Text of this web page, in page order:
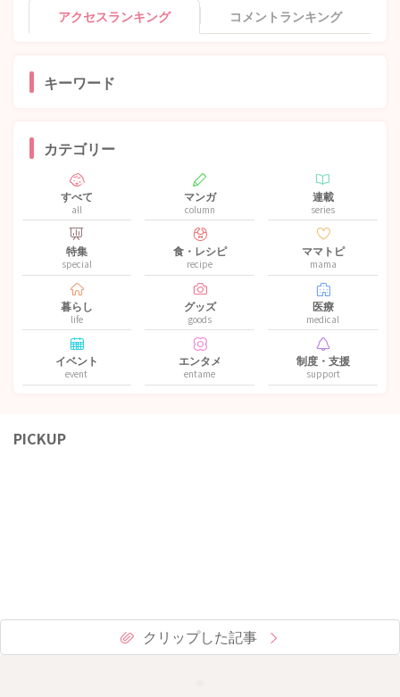
アクセスランキング コメントランキング
キーワード
カテゴリー
すべて
all
マンガ
column
連載
series
特集
special
食・レシピ
recipe
ママトピ
mama
暮らし
life
グッズ
goods
医療
medical
イベント
event
エンタメ
entame
制度・支援
support
PICKUP
クリップした記事